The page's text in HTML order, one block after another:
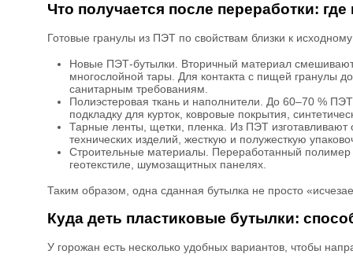
Что получается после переработки:
Готовые гранулы из ПЭТ по свойствам близки к
Новые ПЭТ-бутылки. Вторичный материал
многослойной тары. Для контакта с пищей гранулы
санитарным требованиям.
Полиэстеровая ткань и наполнители. До 60–70 %
подкладку для курток, ковровые покрытия,
Тарные ленты, щетки, пленка. Из ПЭТ
технических изделий, жесткую и полужесткую
Строительные материалы. Переработанный
геотекстиле, шумозащитных панелях.
Таким образом, одна сданная бутылка не просто
Куда деть пластиковые бутылки:
У горожан есть несколько удобных вариантов, чтобы